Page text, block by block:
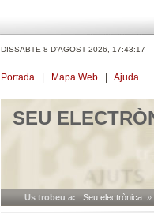
DISSABTE 8 D'AGOST 2026, 17:43:18
Portada Mapa Web Ajuda
SEU
Us trobeu a: Seu electrònica »